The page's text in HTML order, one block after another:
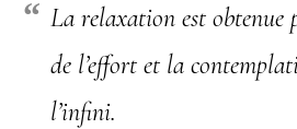
La relaxation est obtenue
de l’effort et la
l’infini.